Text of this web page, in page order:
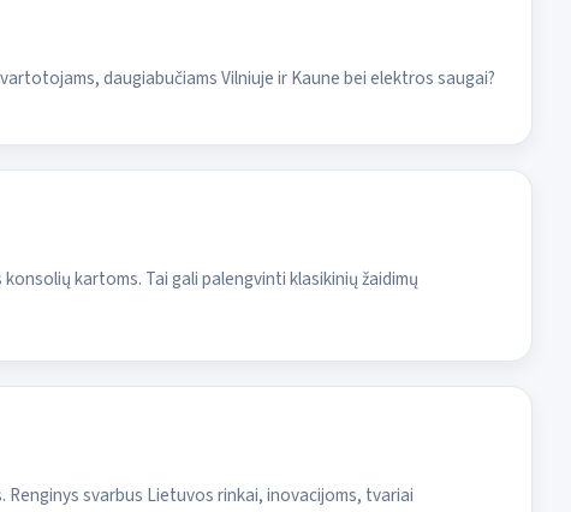
daugiabučiams Vilniuje ir Kaune bei elektros saugai?
kartoms. Tai gali palengvinti klasikinių žaidimų
svarbus Lietuvos rinkai, inovacijoms, tvariai